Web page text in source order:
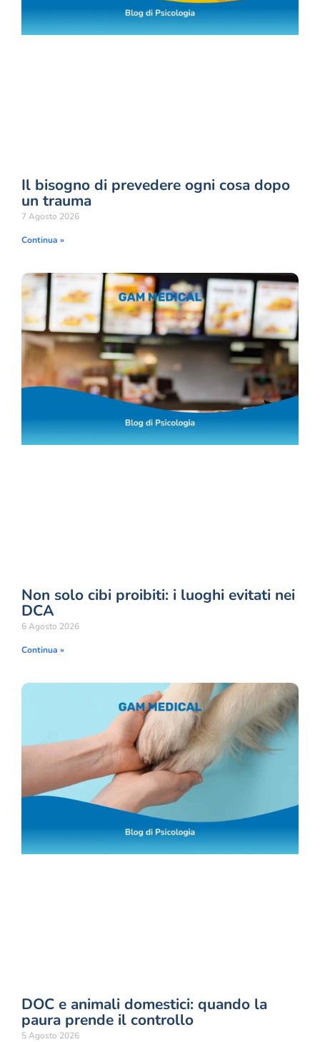
Il bisogno di prevedere ogni cosa dopo
un trauma
7 Agosto 2026
Continua »
Non solo cibi proibiti: i luoghi evitati nei
DCA
6 Agosto 2026
Continua »
DOC e animali domestici: quando la
paura prende il controllo
5 Agosto 2026